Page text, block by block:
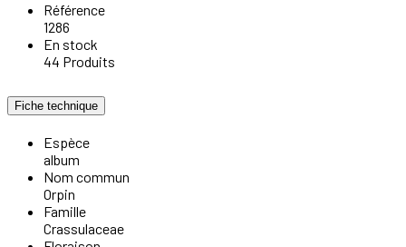
Référence
1286
En stock
44 Produits
Fiche technique
Espèce
album
Nom commun
Orpin
Famille
Crassulaceae